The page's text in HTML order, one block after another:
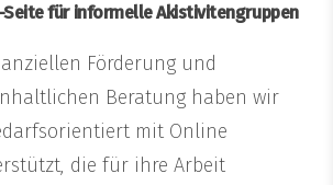
Seite für informelle Akistivitengruppen
Förderung und
Beratung haben wir
mit Online
die für ihre Arbeit